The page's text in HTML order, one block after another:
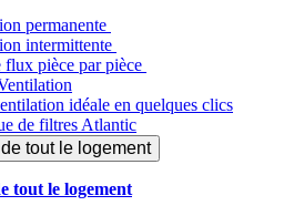
permanente
intermittente
flux pièce par pièce
idéale en quelques clics
de filtres Atlantic
tout le logement
tout le logement